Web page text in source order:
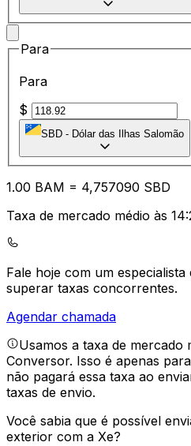
Para
Para
$
SBD - Dólar das Ilhas Salomão
1.00 BAM = 4,757090 SBD
Taxa de mercado médio às
Fale hoje com um especialista
superar taxas concorrentes.
Agendar chamada
Usamos a taxa de mercado
Conversor. Isso é apenas
não pagará essa taxa ao
taxas de envio.
Você sabia que é possível
exterior com a Xe?